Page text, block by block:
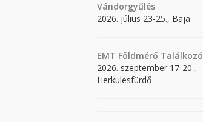
Vándorgyűlés
2026. július 23-25., Baja
EMT Földmérő Találkozó
2026. szeptember 17-20.,
Herkulesfürdő